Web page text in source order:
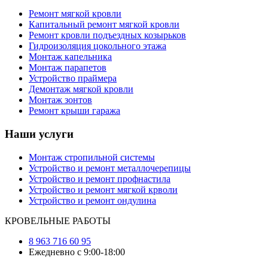
Ремонт мягкой кровли
Капитальный ремонт мягкой кровли
Ремонт кровли подъездных козырьков
Гидроизоляция цокольного этажа
Монтаж капельника
Монтаж парапетов
Устройство праймера
Демонтаж мягкой кровли
Монтаж зонтов
Ремонт крыши гаража
Наши услуги
Монтаж стропильной системы
Устройство и ремонт металлочерепицы
Устройство и ремонт профнастила
Устройство и ремонт мягкой крволи
Устройство и ремонт ондулина
КРОВЕЛЬНЫЕ РАБОТЫ
8 963 716 60 95
Ежедневно с 9:00-18:00